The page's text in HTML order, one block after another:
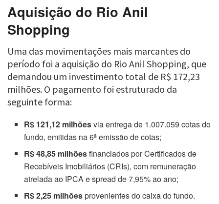
Aquisição do Rio Anil
Shopping
Uma das movimentações mais marcantes do
período foi a aquisição do Rio Anil Shopping, que
demandou um investimento total de R$ 172,23
milhões. O pagamento foi estruturado da
seguinte forma:
R$ 121,12 milhõesvia entrega de 1.007.059 cotas do
fundo, emitidas na 6ª emissão de cotas;
R$ 48,85 milhõesfinanciados por Certificados de
Recebíveis Imobiliários (CRIs), com remuneração
atrelada ao IPCA e spread de 7,95% ao ano;
R$ 2,25 milhõesprovenientes do caixa do fundo.